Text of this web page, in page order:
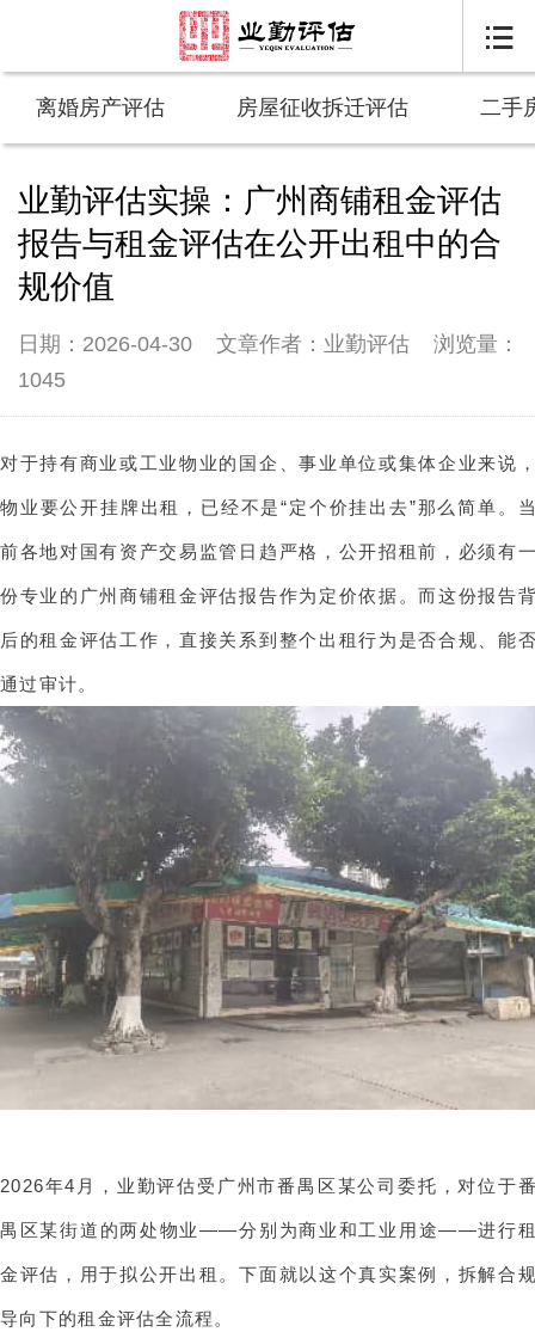

离婚房产评估 房屋征收拆迁评估 二手
业勤评估实操：广州商铺租金评估
报告与租金评估在公开出租中的合
规价值
日期：2026-04-30 文章作者：业勤评估
浏览量：
1045
对于持有商业或工业物业的国企、事业单位或集体企业来说
物业要公开挂牌出租，已经不是“定个价挂出去”那么简单。
前各地对国有资产交易监管日趋严格，公开招租前，必须有
份专业的广州商铺租金评估报告作为定价依据。而这份报告
后的租金评估工作，直接关系到整个出租行为是否合规、能
通过审计。
2026年4月，业勤评估受广州市番禺区某公司委托，对位于
禺区某街道的两处物业——分别为商业和工业用途——进行
金评估，用于拟公开出租。下面就以这个真实案例，拆解合
导向下的租金评估全流程。